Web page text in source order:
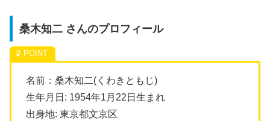
桑木知二 さんのプロフィール
名前：桑木知二(くわきともじ)
生年月日: 1954年1月22日生まれ
出身地: 東京都文京区